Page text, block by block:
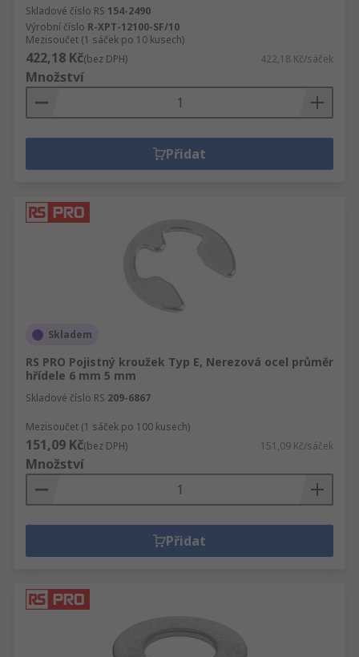
Skladové číslo RS 154-2490
Výrobní číslo R-XPT-12100-SF/10
Mezisoučet (1 sáček po 10 kusech)
422,18 Kč(bez DPH) 422,18 Kč/sáček
Množství
Přidat
Skladem
RS PRO Pojistný kroužek Typ E, Nerezová ocel průměr
hřídele 6 mm 5 mm
Skladové číslo RS 209-6867
Mezisoučet (1 sáček po 100 kusech)
151,09 Kč(bez DPH) 151,09 Kč/sáček
Množství
Přidat